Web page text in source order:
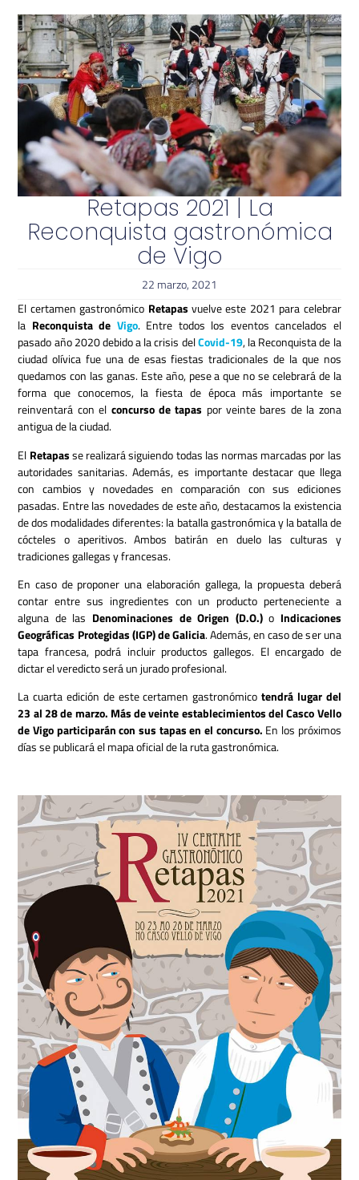
Retapas 2021 | La
Reconquista gastronómica
de Vigo
22 marzo, 2021
El certamen gastronómico Retapas vuelve este 2021 para celebrar
la Reconquista de Vigo. Entre todos los eventos cancelados el
pasado año 2020 debido a la crisis delCovid-19, la Reconquista de la
ciudad olívica fue una de esas fiestas tradicionales de la que nos
quedamos con las ganas. Este año, pese a que no se celebrará de la
forma que conocemos, la fiesta de época más importante se
reinventará con el concurso de tapas por veinte bares de la zona
antigua de la ciudad.
El Retapasse realizará siguiendo todas las normas marcadas por las
autoridades sanitarias. Además, es importante destacar que llega
con cambios y novedades en comparación con sus ediciones
pasadas. Entre las novedades de este año, destacamos la existencia
de dos modalidades diferentes: la batalla gastronómica y la batalla de
cócteles o aperitivos. Ambos batirán en duelo las culturas y
tradiciones gallegas y francesas.
En caso de proponer una elaboración gallega, la propuesta deberá
contar entre sus ingredientes con un producto perteneciente a
alguna de las Denominaciones de Origen (D.O.)o Indicaciones
Geográficas Protegidas (IGP) de Galicia. Además, en caso de ser una
tapa francesa, podrá incluir productos gallegos. El encargado de
dictar el veredicto será un jurado profesional.
La cuarta edición de este certamen gastronómico tendrá lugar del
23 al 28 de marzo. Más de veinte establecimientos del Casco Vello
de Vigo participarán con sus tapas en el concurso. En los próximos
días se publicará el mapa oficial de la ruta gastronómica.